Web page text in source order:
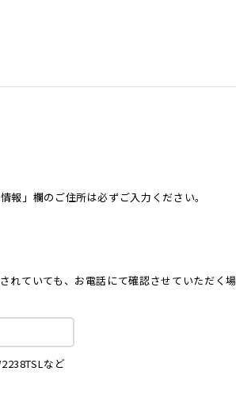
報」欄のご住所は必ずご入力ください。
れていても、お電話にて確認させていただく場
など